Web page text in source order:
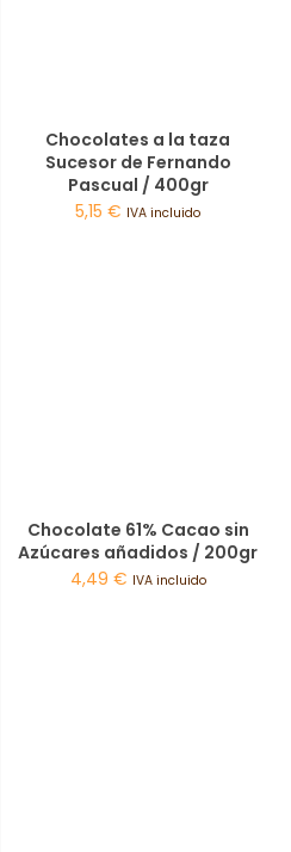
Chocolates a la taza
Sucesor de Fernando
Pascual / 400gr
5,15 € IVA incluido
Chocolate 61% Cacao sin
Azúcares añadidos / 200gr
4,49 € IVA incluido